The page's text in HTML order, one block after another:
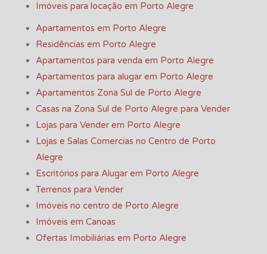
Imóveis para locação em Porto Alegre
Apartamentos em Porto Alegre
Residências em Porto Alegre
Apartamentos para venda em Porto Alegre
Apartamentos para alugar em Porto Alegre
Apartamentos Zona Sul de Porto Alegre
Casas na Zona Sul de Porto Alegre para Vender
Lojas para Vender em Porto Alegre
Lojas e Salas Comercias no Centro de Porto
Alegre
Escritórios para Alugar em Porto Alegre
Terrenos para Vender
Imóveis no centro de Porto Alegre
Imóveis em Canoas
Ofertas Imobiliárias em Porto Alegre